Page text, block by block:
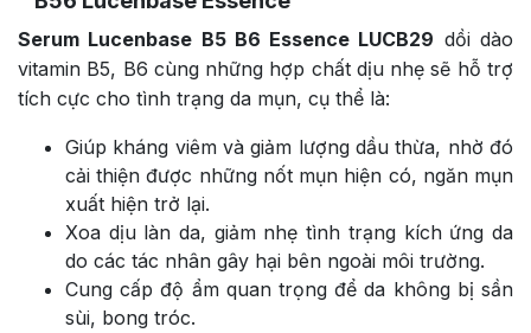
Serum Lucenbase B5 B6 Essence LUCB29 dồi dào
vitamin B5, B6 cùng những hợp chất dịu nhẹ sẽ hỗ trợ
tích cực cho tình trạng da mụn, cụ thể là:
Giúp kháng viêm và giảm lượng dầu thừa, nhờ đó
cải thiện được những nốt mụn hiện có, ngăn mụn
xuất hiện trở lại.
Xoa dịu làn da, giảm nhẹ tình trạng kích ứng da
do các tác nhân gây hại bên ngoài môi trường.
Cung cấp độ ẩm quan trọng để da không bị sần
sùi, bong tróc.